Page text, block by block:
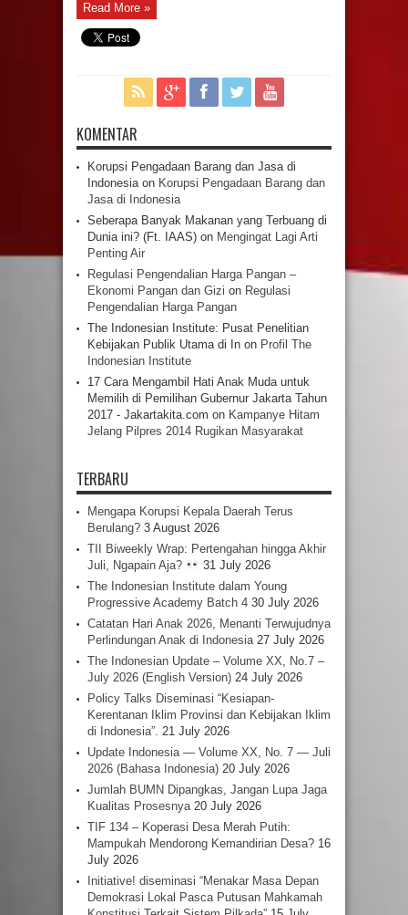
Read More »
KOMENTAR
Korupsi Pengadaan Barang dan Jasa di
Indonesiaon Korupsi Pengadaan Barang dan
Jasa di Indonesia
Seberapa Banyak Makanan yang Terbuang di
Dunia ini? (Ft. IAAS) on Mengingat Lagi Arti
Penting Air
Regulasi Pengendalian Harga Pangan –
Ekonomi Pangan dan Gizi on Regulasi
Pengendalian Harga Pangan
The Indonesian Institute: Pusat Penelitian
Kebijakan Publik Utama di In on Profil The
Indonesian Institute
17 Cara Mengambil Hati Anak Muda untuk
Memilih di Pemilihan Gubernur Jakarta Tahun
2017 - Jakartakita.com on Kampanye Hitam
Jelang Pilpres 2014 Rugikan Masyarakat
TERBARU
Mengapa Korupsi Kepala Daerah Terus
Berulang? 3 August 2026
TII Biweekly Wrap: Pertengahan hingga Akhir
Juli, Ngapain Aja?
31 July 2026
The Indonesian Institute dalam Young
Progressive Academy Batch 4 30 July 2026
Catatan Hari Anak 2026, Menanti Terwujudnya
Perlindungan Anak di Indonesia 27 July 2026
The Indonesian Update – Volume XX, No.7 –
July 2026 (English Version) 24 July 2026
Policy Talks Diseminasi “Kesiapan-
Kerentanan Iklim Provinsi dan Kebijakan Iklim
di Indonesia”. 21 July 2026
Update Indonesia — Volume XX, No. 7 — Juli
2026 (Bahasa Indonesia) 20 July 2026
Jumlah BUMN Dipangkas, Jangan Lupa Jaga
Kualitas Prosesnya 20 July 2026
TIF 134 – Koperasi Desa Merah Putih:
Mampukah Mendorong Kemandirian Desa? 16
July 2026
Initiative! diseminasi “Menakar Masa Depan
Demokrasi Lokal Pasca Putusan Mahkamah